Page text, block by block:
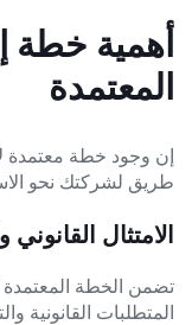
أهمية خطة
المعتمدة
إن وجود خطة معتمدة
طريق لشركتك نحو
الامتثال القانوني
تضمن الخطة
المتطلبات القانونية